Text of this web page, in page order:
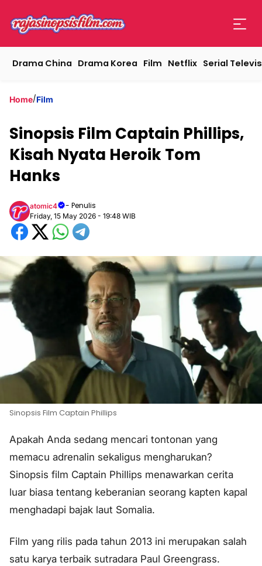
Drama China Drama Korea Film Netflix Serial
Home/Film
Sinopsis Film Captain Phillips,
Kisah Nyata Heroik Tom
Hanks
atomic4 - Penulis
Friday, 15 May 2026 - 19:48 WIB
Sinopsis Film Captain Phillips
Apakah Anda sedang mencari tontonan yang
memacu adrenalin sekaligus mengharukan?
Sinopsis film Captain Phillips menawarkan cerita
luar biasa tentang keberanian seorang kapten kapal
menghadapi bajak laut Somalia.
Film yang rilis pada tahun 2013 ini merupakan salah
satu karya terbaik sutradara Paul Greengrass.